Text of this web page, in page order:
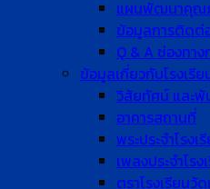
แผนพัฒนาคุณ
ข้อมูลการติดต่
Q & A ช่องทา
ข้อมูลเกี่ยวกับโรงเรีย
วิสัยทัศน์ และ
อาคารสถานที่
พระประจำโรงเ
เพลงประจำโรง
ตราโรงเรียนวั